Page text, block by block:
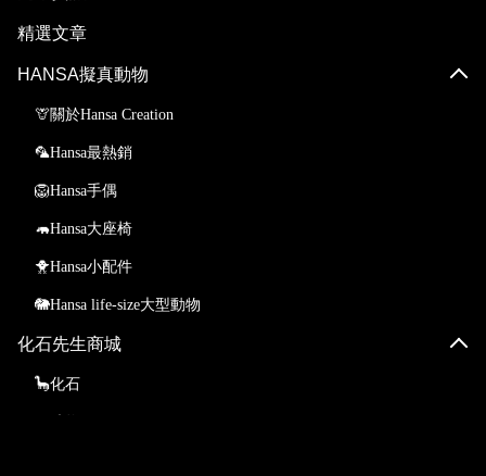
精選文章
HANSA擬真動物
🦒關於Hansa Creation
🦜Hansa最熱銷
🦁Hansa手偶
🦛Hansa大座椅
🐥Hansa小配件
🐘Hansa life-size大型動物
化石先生商城
🦕化石